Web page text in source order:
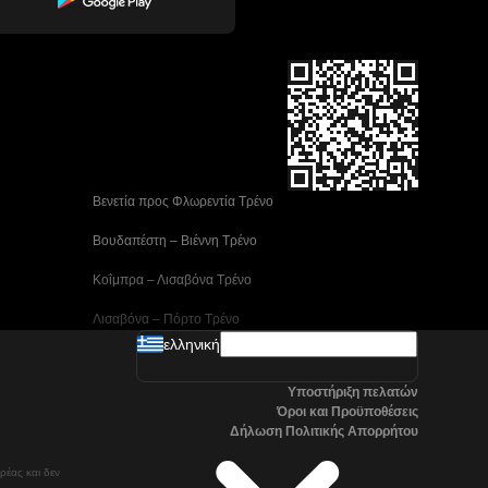
Βενετία προς Φλωρεντία Τρένο
Βουδαπέστη – Βιέννη Tρένο
Κοΐμπρα – Λισαβόνα Τρένο
Λισαβόνα – Πόρτο Tρένο
Μαδρίτη προς Αλικάντε Τρένα
Στοκχόλμη προς Γκέτεμποργκ Τρένα
Τρένα Τσανγκγουόν προς Σεούλ
και δεν
ελληνική
Υποστήριξη πελατών
Όροι και Προϋποθέσεις
Δήλωση Πολιτικής Απορρήτου